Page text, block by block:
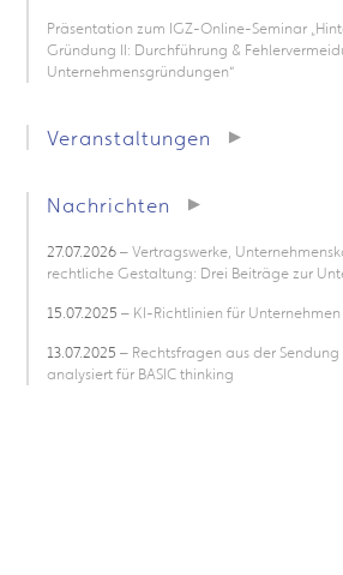
Präsentation zum IGZ-Online-Seminar
Gründung II: Durchführung &
Unternehmensgründungen“
Veranstaltungen
Nachrichten
27.07.2026– Vertragswerke,
rechtliche Gestaltung: Drei Beiträge zur
15.07.2025 – KI-Richtlinien für
13.07.2025 – Rechtsfragen aus der Sendung
analysiert für BASIC thinking